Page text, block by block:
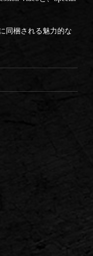
同梱される魅力的な